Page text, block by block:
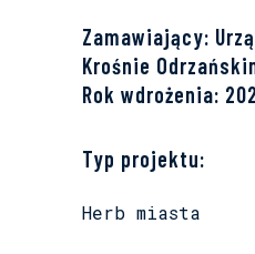
Zamawiający:
Krośnie
Rok wdrożenia:
Typ projektu:
Herb miasta